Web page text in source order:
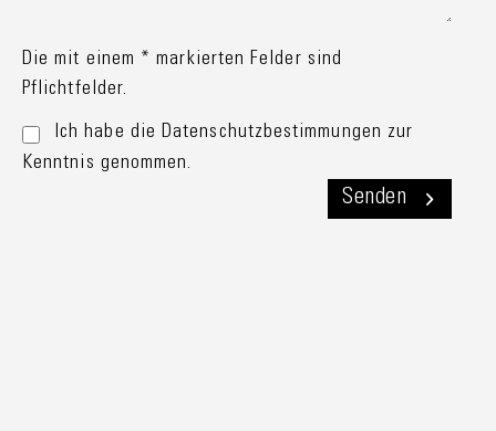
Die mit einem * markierten Felder sind
Pflichtfelder.
Ich habe die Datenschutzbestimmungen zur
Kenntnis genommen.
Senden